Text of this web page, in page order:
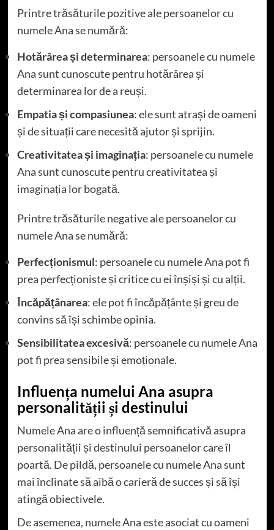
Printre trăsăturile pozitive ale persoanelor cu
numele Ana se numără:
Hotărârea și determinarea: persoanele cu numele
Ana sunt cunoscute pentru hotărârea și
determinarea lor de a reuși.
Empatia și compasiunea: ele sunt atrași de oameni
și de situații care necesită ajutor și sprijin.
Creativitatea și imaginația: persoanele cu numele
Ana sunt cunoscute pentru creativitatea și
imaginația lor bogată.
Printre trăsăturile negative ale persoanelor cu
numele Ana se numără:
Perfecționismul: persoanele cu numele Ana pot fi
prea perfecționiste și critice cu ei înșiși și cu alții.
Încăpățânarea: ele pot fi încăpățânte și greu de
convins să își schimbe opinia.
Sensibilitatea excesivă: persoanele cu numele Ana
pot fi prea sensibile și emoționale.
Influența numelui Ana asupra
personalității și destinului
Numele Ana are o influență semnificativă asupra
personalității și destinului persoanelor care îl
poartă. De pildă, persoanele cu numele Ana sunt
mai înclinate să aibă o carieră de succes și să își
atingă obiectivele.
De asemenea, numele Ana este asociat cu oameni